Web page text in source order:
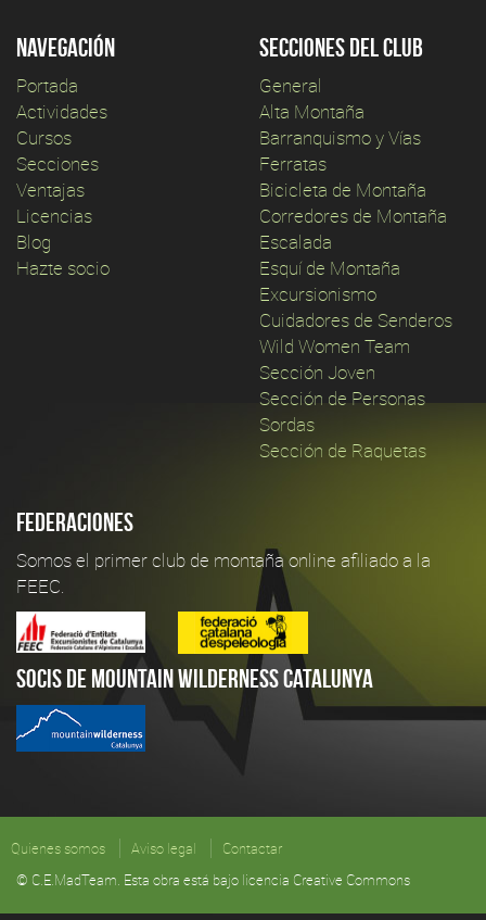
Navegación
Portada
Actividades
Cursos
Secciones
Ventajas
Licencias
Blog
Hazte socio
Secciones del club
General
Alta Montaña
Barranquismo y Vías
Ferratas
Bicicleta de Montaña
Corredores de Montaña
Escalada
Esquí de Montaña
Excursionismo
Cuidadores de Senderos
Wild Women Team
Sección Joven
Sección de Personas
Sordas
Sección de Raquetas
Federaciones
Somos el primer club de montaña online afiliado a la
FEEC.
Socis de Mountain Wilderness Catalunya
Quienes somos Aviso legal
Contactar
© C.E.MadTeam. Esta obra está bajo licencia Creative Commons